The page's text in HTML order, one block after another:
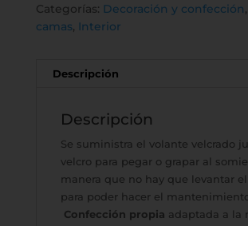
Categorías: Decoración y confección,
camas, Interior
Descripción
Descripción
Se suministra el volante velcrado
velcro para pegar o grapar al
manera que no hay que levantar
para poder hacer el
Confección propia adaptada a la